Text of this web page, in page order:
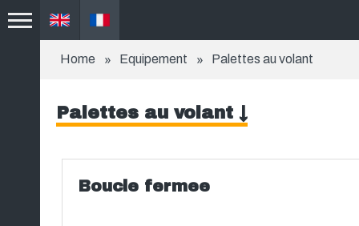
Home Equipement Palettes au volant
Palettes au volant ↓
Boucle fermee